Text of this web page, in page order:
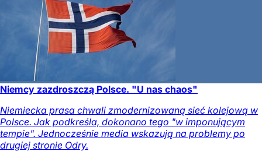
Niemcy zazdroszczą Polsce. "U nas chaos"
Niemiecka prasa chwali zmodernizowaną sieć kolejową w
Polsce. Jak podkreśla, dokonano tego "w imponującym
tempie". Jednocześnie media wskazują na problemy po
drugiej stronie Odry.